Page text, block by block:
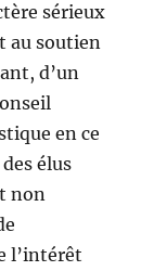
sérieux
au soutien
d’un
en ce
élus
non
l’intérêt